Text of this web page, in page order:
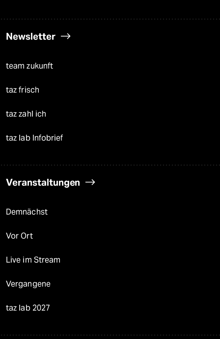
Newsletter
team zukunft
taz frisch
taz zahl ich
taz lab Infobrief
Veranstaltungen
Demnächst
Vor Ort
Live im Stream
Vergangene
taz lab 2027